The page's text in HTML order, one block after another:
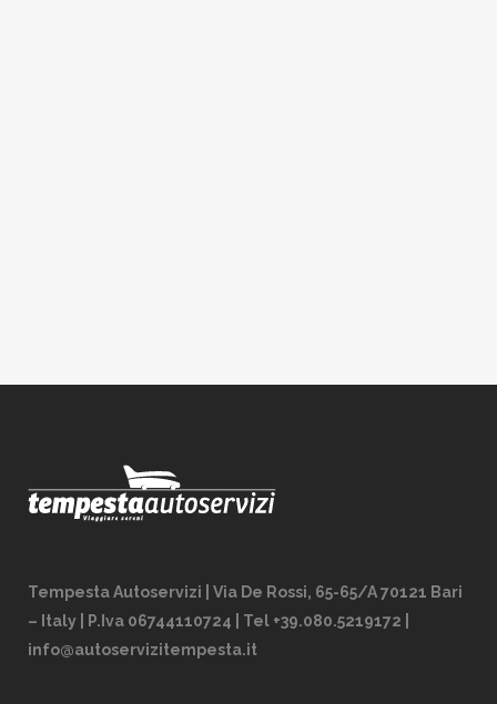
Tempesta Autoservizi | Via De Rossi, 65-65/A 70121 Bari
– Italy | P.Iva 06744110724 | Tel +39.080.5219172 |
info@autoservizitempesta.it